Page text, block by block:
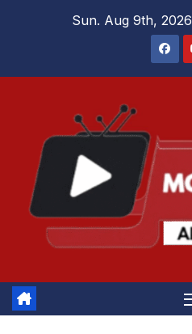
Sun. Aug 9th, 2026